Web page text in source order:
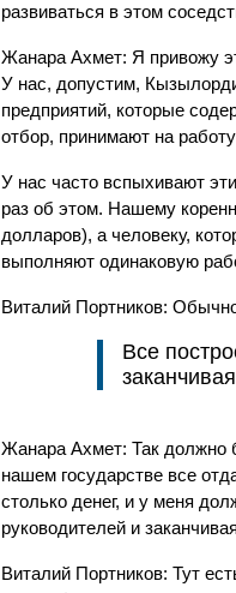
развиваться в этом
Жанара Ахмет: Я привожу
У нас, допустим,
предприятий, которые
отбор, принимают на
У нас часто вспыхивают
раз об этом. Нашему
долларов), а человеку,
выполняют одинаковую
Виталий Портников:
Все
​Жанара Ахмет: Так должно
нашем государстве все
столько денег, и у меня
руководителей и
Виталий Портников: Тут